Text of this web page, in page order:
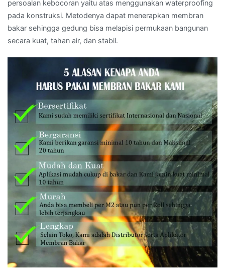
persoalan kebocoran yaitu atas menggunakan waterproofing
pada konstruksi. Metodenya dapat menerapkan membran
bakar sehingga gedung bisa melapisi permukaan bangunan
secara kuat, tahan air, dan stabil.